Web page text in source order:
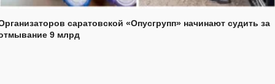
саратовской «Опусгрупп» начинают судить за
9 млрд